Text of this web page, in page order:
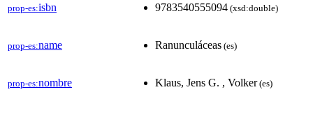
prop-es:isbn 9783540555094 (xsd:double)
prop-es:name Ranunculáceas (es)
prop-es:nombre Klaus, Jens G. , Volker(es)